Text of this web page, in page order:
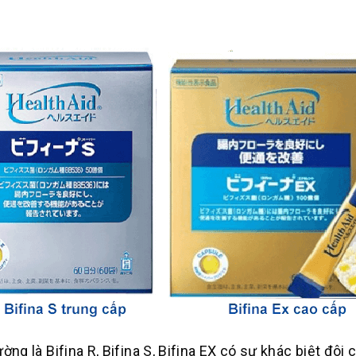
là Bifina R, Bifina S, Bifina EX có sự khác biệt đôi